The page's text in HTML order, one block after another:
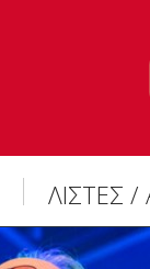
ΛΙΣΤΕΣ